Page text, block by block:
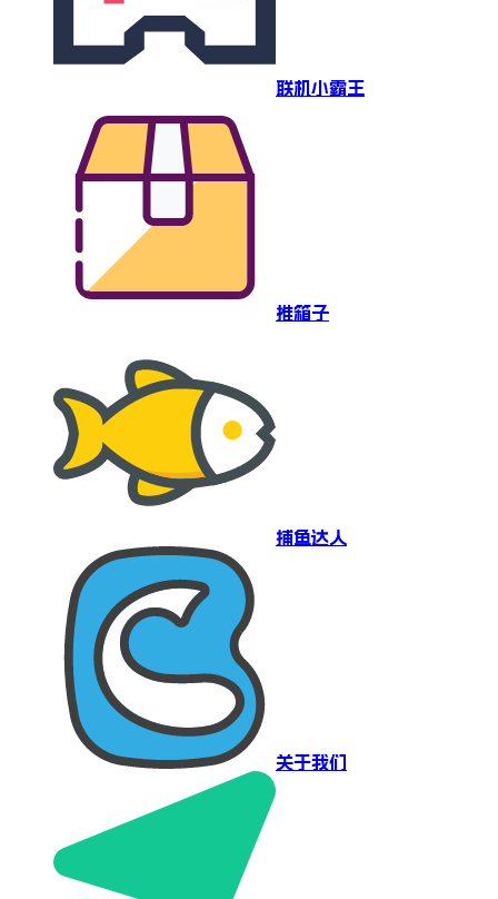
联机小霸王
推箱子
捕鱼达人
关于我们